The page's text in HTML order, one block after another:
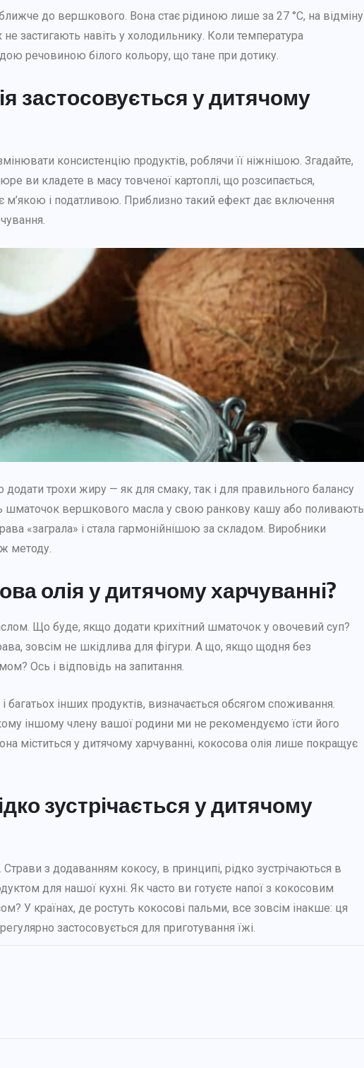
до вершкового. Вона стає рідиною лише за 27 °C, на відміну
застигають навіть у холодильнику. Коли температура
речовиною білого кольору, що тане при дотику.
застосовується у дитячому
консистенцію продуктів, роблячи її ніжнішою. Згадайте,
ви кладете в масу товченої картоплі, що розсипається,
і податливою. Приблизно такий ефект дає включення
додати трохи жиру — як для смаку, так і для правильного балансу
шматочок вершкового масла у свою ранкову кашу або поливають
«заграла» і стала гармонійнішою за складом. Виробники
методу.
олія у дитячому харчуванні?
Що буде, якщо додати крихітний шматочок у овочевий суп?
зовсім не шкідлива для фігури. А що, якщо щодня без
Ось і відповідь на запитання.
багатьох інших продуктів, визначається обсягом споживання.
іншому члену вашої родини ми не рекомендуємо їсти його
міститься у дитячому харчуванні, кокосова олія лише покращує
зустрічається у дитячому
з додаванням кокосу, в принципі, рідко зустрічаються в
для нашої кухні. Як часто ви готуєте напої з кокосовим
У країнах, де ростуть кокосові пальми, все зовсім інакше: ця
застосовується для приготування їжі.